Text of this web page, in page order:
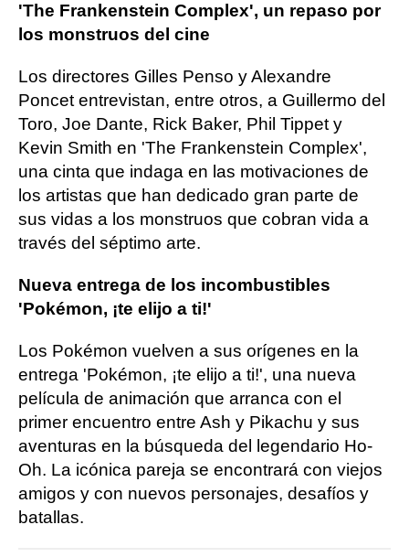
'The Frankenstein Complex', un repaso por
los monstruos del cine
Los directores Gilles Penso y Alexandre
Poncet entrevistan, entre otros, a Guillermo del
Toro, Joe Dante, Rick Baker, Phil Tippet y
Kevin Smith en 'The Frankenstein Complex',
una cinta que indaga en las motivaciones de
los artistas que han dedicado gran parte de
sus vidas a los monstruos que cobran vida a
través del séptimo arte.
Nueva entrega de los incombustibles
'Pokémon, ¡te elijo a ti!'
Los Pokémon vuelven a sus orígenes en la
entrega 'Pokémon, ¡te elijo a ti!', una nueva
película de animación que arranca con el
primer encuentro entre Ash y Pikachu y sus
aventuras en la búsqueda del legendario Ho-
Oh. La icónica pareja se encontrará con viejos
amigos y con nuevos personajes, desafíos y
batallas.